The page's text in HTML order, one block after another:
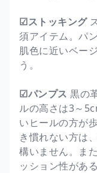
☑ストッキング
須アイテム。パ
肌色に近いベー
う。
☑パンプス 黒の
ルの高さは3～
いヒールの方が
き慣れない方は
構いません。ま
ッション性があ